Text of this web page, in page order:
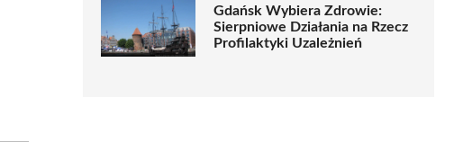
Gdańsk Wybiera Zdrowie:
Sierpniowe Działania na Rzecz
Profilaktyki Uzależnień